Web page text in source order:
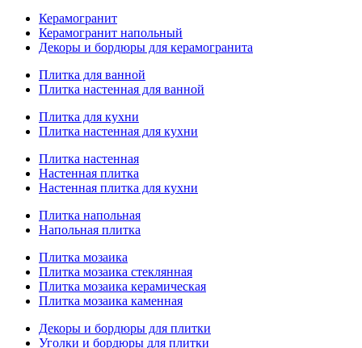
Керамогранит
Керамогранит напольный
Декоры и бордюры для керамогранита
Плитка для ванной
Плитка настенная для ванной
Плитка для кухни
Плитка настенная для кухни
Плитка настенная
Настенная плитка
Настенная плитка для кухни
Плитка напольная
Напольная плитка
Плитка мозаика
Плитка мозаика стеклянная
Плитка мозаика керамическая
Плитка мозаика каменная
Декоры и бордюры для плитки
Уголки и бордюры для плитки